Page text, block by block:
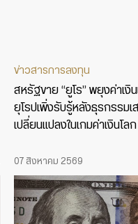
ข่าวสารการลงทุน
สหรัฐขาย “ยูโร” พยุงค่าเ
ยุโรปเพิ่งรับรู้หลังธุรกรรม
เปลี่ยนแปลงในเกมค่าเงินโลก
07 สิงหาคม 2569